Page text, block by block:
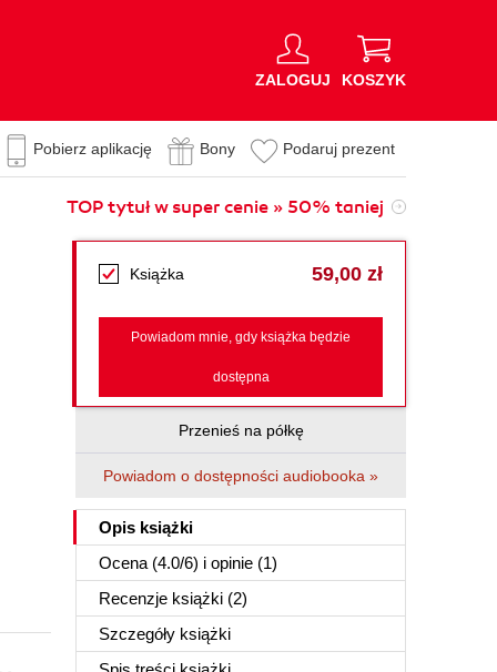
ZALOGUJ KOSZYK
Pobierz aplikację Bony Podaruj prezent
TOP tytuł w super cenie » 50% taniej
Książka 59,00 zł
Powiadom mnie, gdy książka będzie
dostępna
Przenieś na półkę
Powiadom o dostępności audiobooka »
Opis książki
Ocena (4.0/6) i opinie (1)
Recenzje książki (2)
Szczegóły książki